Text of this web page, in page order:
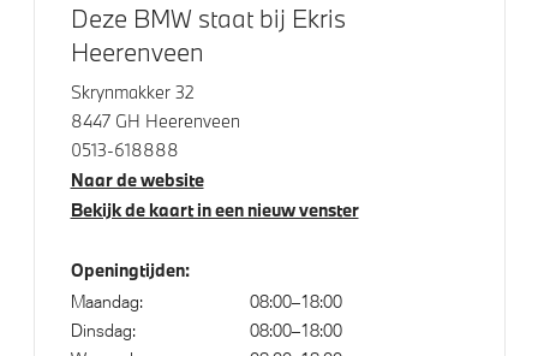
Achteruitrijcamera
Aandrijving en onderstel
M Sportonderstel
Automatische 8-traps Steptronic sporttransmissie
Kilometertacho
Variable Sport Steering
Deze BMW staat bij Ekris
Heerenveen
Skrynmakker 32
8447 GH Heerenveen
0513-618888
Naar de website
Bekijk de kaart in een nieuw venster
Openingtijden:
Maandag:
08:00–18:00
Dinsdag:
08:00–18:00